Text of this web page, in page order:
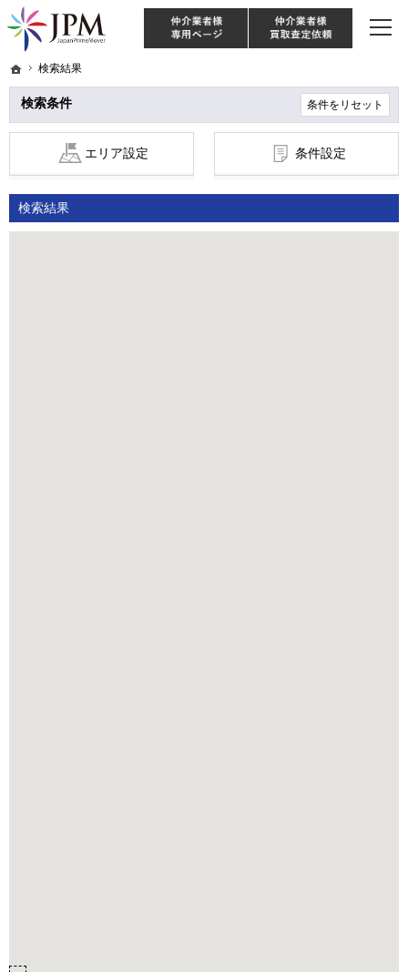
ホーム
検索結果
検索条件 条件をリセット
エリア設定 条件設定
検索結果
東京・神奈川・埼玉・千葉のリノベーション住宅や中古マンションを手がける会
【物件買取強化中！】リノベーション住宅・不動産・中古マンションならJPM
ホーム
検索結果